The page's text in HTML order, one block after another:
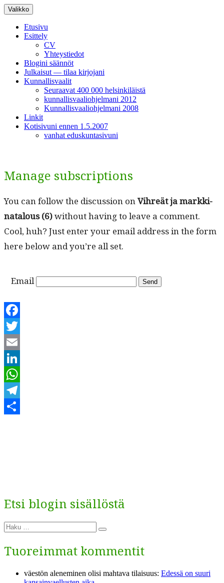
Siirry
sisältöön
Valikko
Etusivu
Esittely
CV
Yhteystiedot
Blogini säännöt
Julkaisut — tilaa kirjojani
Kunnallisvaalit
Seuraavat 400 000 helsinkiläistä
kunnallisvaaliohjelmani 2012
Kunnallisvaaliohjelmani 2008
Linkit
Kotisivuni ennen 1.5.2007
vanhat eduskuntasivuni
Manage subscriptions
You can fol­low the dis­cus­sion onVihreät ja markki­
na­t­alous (6)with­out hav­ing to leave a com­ment.
Cool, huh? Just enter your email address in the form
here below and you’re all set.
Email
Facebook
Twitter
Email
LinkedIn
WhatsApp
Telegram
Etsi blogin sisällöstä
Etsi:
Haku
Tuoreimmat kommentit
väestön aleneminen olisi mahtava tilaisuus: Edessä on suuri